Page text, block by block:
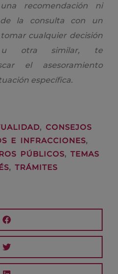
recomendación ni
la consulta con un
cualquier decisión
u otra similar, te
el asesoramiento
específica.
, CONSEJOS
E INFRACCIONES,
PÚBLICOS, TEMAS
, TRÁMITES